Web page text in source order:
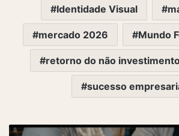
Identidade Visual
mercado 2026 Mundo
retorno do não
sucesso
Quando